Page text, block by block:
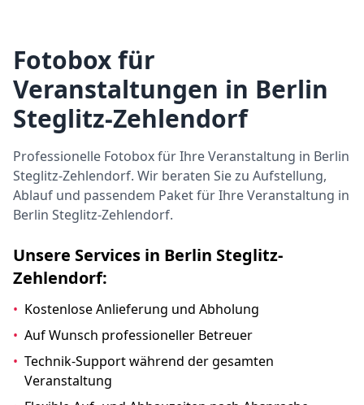
Fotobox für
Veranstaltungen in Berlin
Steglitz-Zehlendorf
Professionelle Fotobox für Ihre Veranstaltung in Berlin
Steglitz-Zehlendorf. Wir beraten Sie zu Aufstellung,
Ablauf und passendem Paket für Ihre Veranstaltung in
Berlin Steglitz-Zehlendorf.
Unsere Services in Berlin Steglitz-
Zehlendorf:
• Kostenlose Anlieferung und Abholung
• Auf Wunsch professioneller Betreuer
• Technik-Support während der gesamten
Veranstaltung